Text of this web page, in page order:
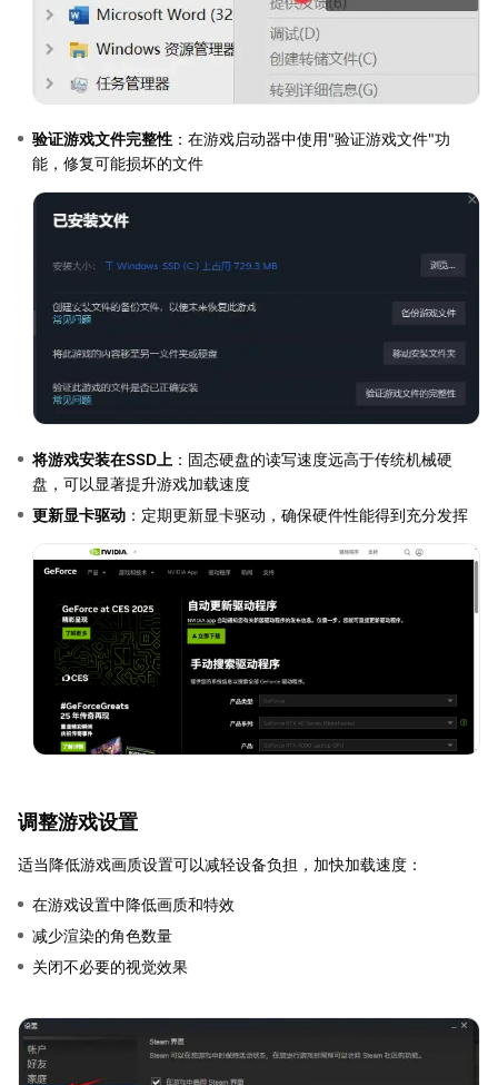
验证游戏文件完整性 ：在游戏启动器中使用"验证游戏文件"功
能，修复可能损坏的文件
将游戏安装在SSD上 ：固态硬盘的读写速度远高于传统机械硬
盘，可以显著提升游戏加载速度
更新显卡驱动 ：定期更新显卡驱动，确保硬件性能得到充分发挥
调整游戏设置
适当降低游戏画质设置可以减轻设备负担，加快加载速度：
在游戏设置中降低画质和特效
减少渲染的角色数量
关闭不必要的视觉效果